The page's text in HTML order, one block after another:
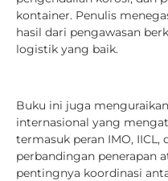
kontainer. Penulis
hasil dari pengawasan
logistik yang baik.
Buku ini juga
internasional yang
termasuk peran IMO, IICL,
perbandingan penerapan
pentingnya koordinasi